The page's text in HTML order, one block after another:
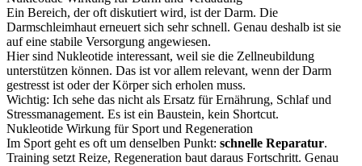
Ein Bereich, der oft diskutiert wird, ist der Darm. Die
Darmschleimhaut erneuert sich sehr schnell. Genau deshalb ist sie
auf eine stabile Versorgung angewiesen.
Hier sind Nukleotide interessant, weil sie die Zellneubildung
unterstützen können. Das ist vor allem relevant, wenn der Darm
gestresst ist oder der Körper sich erholen muss.
Wichtig: Ich sehe das nicht als Ersatz für Ernährung, Schlaf und
Stressmanagement. Es ist ein Baustein, kein Shortcut.
Nukleotide Wirkung für Sport und Regeneration
Im Sport geht es oft um denselben Punkt: schnelle Reparatur.
Training setzt Reize, Regeneration baut daraus Fortschritt. Genau